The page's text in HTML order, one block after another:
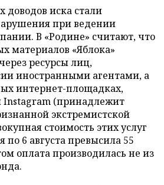
иска стали
при ведении
В «Родине» считают, что
материалов «Яблока»
ресурсы лиц,
иностранными агентами, а
интернет-площадках,
Instagram (принадлежит
экстремистской
стоимость этих услуг
по 6 августа превысила 55
оплата производилась не из